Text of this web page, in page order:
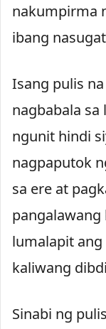
nakumpirma
ibang
Isang pulis
nagbabala sa
ngunit hindi
nagpaputok
sa ere at
pangalawang
lumalapit ang
kaliwang
Sinabi ng